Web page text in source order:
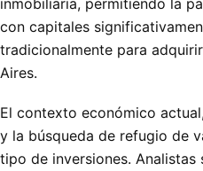
inmobiliaria, permitiendo la
con capitales
tradicionalmente para
Aires.
El contexto económico
y la búsqueda de refugio de
tipo de inversiones. Analistas